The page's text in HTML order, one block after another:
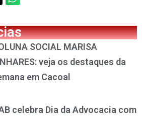
SOCIAL MARISA
veja os destaques da
em Cacoal
celebra Dia da Advocacia com